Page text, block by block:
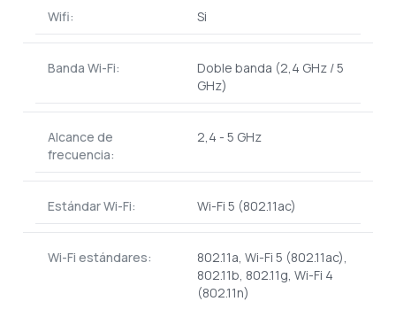
Wifi: Si
Banda Wi-Fi:
Doble banda (2,4 GHz / 5
GHz)
Alcance de
frecuencia:
2,4 - 5 GHz
Estándar Wi-Fi: Wi-Fi 5 (802.11ac)
Wi-Fi estándares:
802.11a, Wi-Fi 5 (802.11ac),
802.11b, 802.11g, Wi-Fi 4
(802.11n)